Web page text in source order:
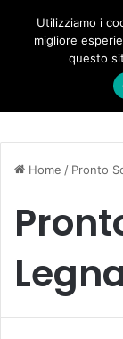
Forza Italia, il
Home / Pronto
Utilizziamo i
migliore
questo